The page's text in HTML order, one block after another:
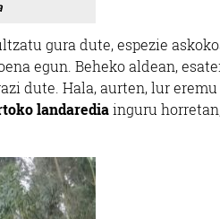
gura dute, espezie
egun. Beheko aldean,
dute. Hala, aurten, lur eremu
landarediainguru